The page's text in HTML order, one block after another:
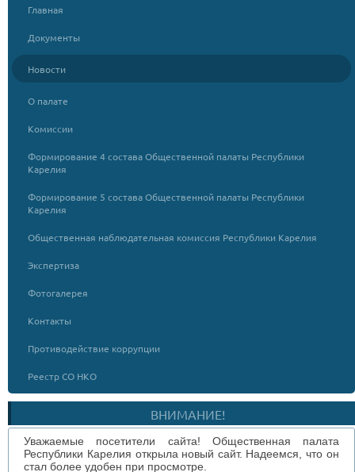
Главная
Документы
Новости
О палате
Комиссии
Формирование 4 состава Общественной палаты Республики
Карелия
Формирование 5 состава Общественной палаты Республики
Карелия
Общественная наблюдательная комиссия Республики Карелия
Экспертиза
Фотогалерея
Контакты
Противодействие коррупции
Реестр СО НКО
ВНИМАНИЕ!
Уважаемые посетители сайта! Общественная палата
Республики Карелия открыла новый сайт. Надеемся, что он
стал более удобен при просмотре.